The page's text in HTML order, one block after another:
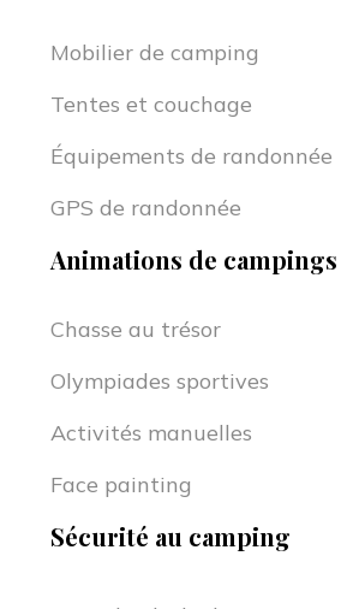
Mobilier de camping
Tentes et couchage
Équipements de randonnée
GPS de randonnée
Animations de campings
Chasse au trésor
Olympiades sportives
Activités manuelles
Face painting
Sécurité au camping